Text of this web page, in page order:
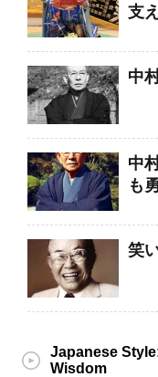
支
中
中
も
笑
Japanese
Wisdom